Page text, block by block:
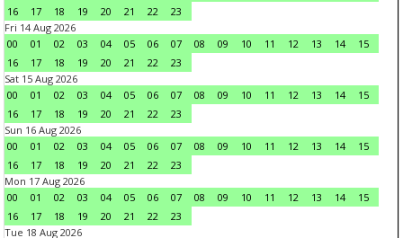
16
17 18 19 20 21 22
23
Fri 14 Aug 2026
00
01 02 03 04 05 06 07 08 09 10 11 12 13 14
15
16
17 18 19 20 21 22
23
Sat 15 Aug 2026
00
01 02 03 04 05 06 07 08 09 10 11 12 13 14
15
16
17 18 19 20 21 22
23
Sun 16 Aug 2026
00
01 02 03 04 05 06 07 08 09 10 11 12 13 14
15
16
17 18 19 20 21 22
23
Mon 17 Aug 2026
00
01 02 03 04 05 06 07 08 09 10 11 12 13 14
15
16
17 18 19 20 21 22
23
Tue 18 Aug 2026